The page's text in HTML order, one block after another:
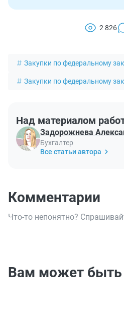
2 826
Закупки по федеральному
Закупки по федеральному
Над материалом
Задорожнева
Бухгалтер
Все статьи автора
Комментарии
Что-то непонятно?
Вам может быть